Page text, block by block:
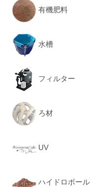
有機肥料
水槽
フィルター
ろ材
UV
ハイドロボール